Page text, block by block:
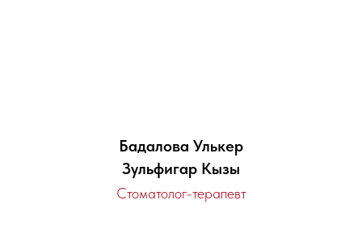
Бадалова Улькер
Зульфигар Кызы
Стоматолог-терапевт